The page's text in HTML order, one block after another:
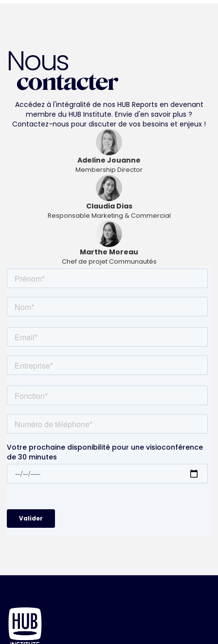
Nous
contacter
Accédez à l'intégralité de nos HUB Reports en devenant
membre du HUB Institute. Envie d'en savoir plus ?
Contactez-nous pour discuter de vos besoins et enjeux !
Adeline Jouanne
Membership Director
Claudia Dias
Responsable Marketing & Commercial
Marthe Moreau
Chef de projet Communautés